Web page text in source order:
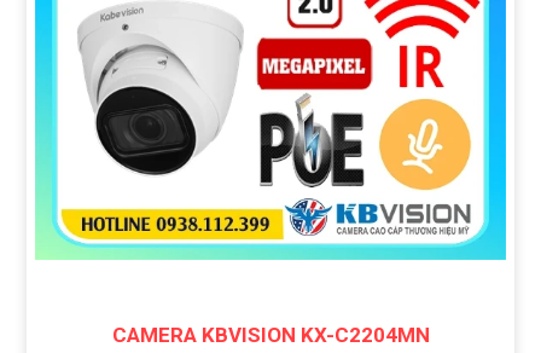
CAMERA KBVISION KX-C2204MN